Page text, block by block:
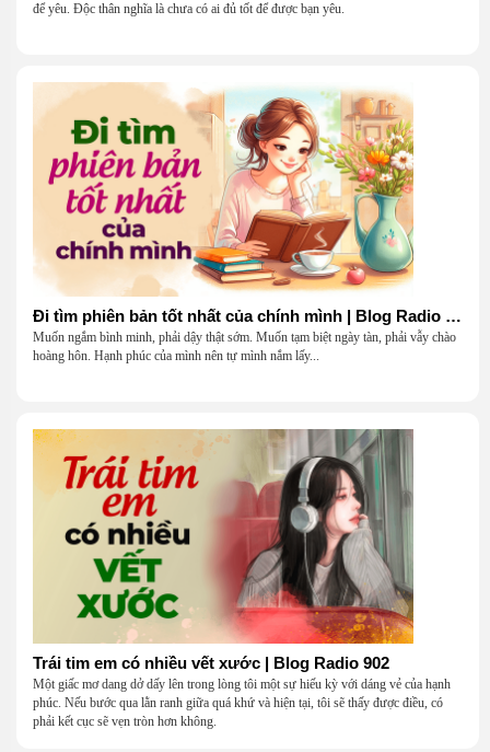
để yêu. Độc thân nghĩa là chưa có ai đủ tốt để được bạn yêu.
Đi tìm phiên bản tốt nhất của chính mình | Blog Radio 903
Muốn ngắm bình minh, phải dậy thật sớm. Muốn tạm biệt ngày tàn, phải vẫy chào
hoàng hôn. Hạnh phúc của mình nên tự mình nắm lấy...
Trái tim em có nhiều vết xước | Blog Radio 902
Một giấc mơ dang dở dấy lên trong lòng tôi một sự hiếu kỳ với dáng vẻ của hạnh
phúc. Nếu bước qua lằn ranh giữa quá khứ và hiện tại, tôi sẽ thấy được điều, có
phải kết cục sẽ vẹn tròn hơn không.